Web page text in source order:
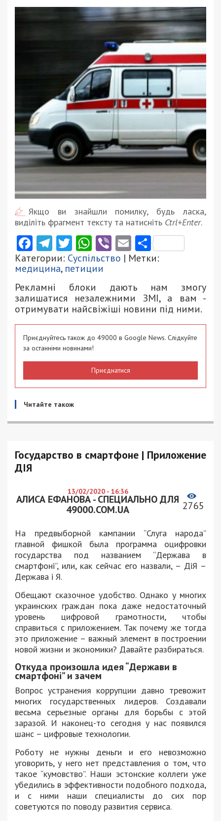
Якщо ви знайшли помилку, будь ласка,
виділіть фрагмент тексту та натисніть Ctrl+Enter.
Facebook
Telegram
Twitter
WhatsApp
ViberEmail
Категории: Суспільство | Метки:
медицина, петиции
Рекламні блоки дають нам змогу
залишатися незалежними ЗМІ, а вам -
отримувати найсвіжіші новини під ними.
Приєднуйтесь також до 49000 в Google News. Слідкуйте
за останніми новинами!
Приєднатися
Читайте також
Государство в смартфоне | Приложение
ДІЯ
13/02/2020 - 16:36
АЛИСА ЕФАНОВА - СПЕЦИАЛЬНО ДЛЯ
49000.COM.UA
2765
На предвыборной кампании “Слуга народа”
главной фишкой была программа оцифровки
государства под названием “Держава в
смартфоні”, или, как сейчас его назвали, – ДіЯ –
Держава і Я.
Обещают сказочное удобство. Однако у многих
украинских граждан пока даже недостаточный
уровень цифровой грамотности, чтобы
справиться с приложением. Так почему же тогда
это приложение – важный элемент в построении
новой жизни и экономики? Давайте разбираться.
Откуда произошла идея “Держави в
смартфоні” и зачем
Вопрос устранения коррупции давно тревожит
многих государственных лидеров. Создавали
весьма серьезные органы для борьбы с этой
заразой. И наконец-то сегодня у нас появился
шанс – цифровые технологии.
Роботу не нужны деньги и его невозможно
уговорить, у него нет представления о том, что
такое “кумовство”. Наши эстонские коллеги уже
убедились в эффективности подобного подхода,
и с ними наши специалисты до сих пор
советуются по поводу развития сервиса.